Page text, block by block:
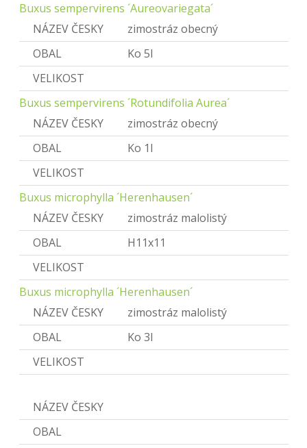
Buxus sempervirens ´Aureovariegata´
NÁZEV ČESKY
zimostráz obecný
OBAL
Ko 5l
VELIKOST
Buxus sempervirens ´Rotundifolia Aurea´
NÁZEV ČESKY
zimostráz obecný
OBAL
Ko 1l
VELIKOST
Buxus microphylla ´Herenhausen´
NÁZEV ČESKY
zimostráz malolistý
OBAL
H11x11
VELIKOST
Buxus microphylla ´Herenhausen´
NÁZEV ČESKY
zimostráz malolistý
OBAL
Ko 3l
VELIKOST
NÁZEV ČESKY
OBAL